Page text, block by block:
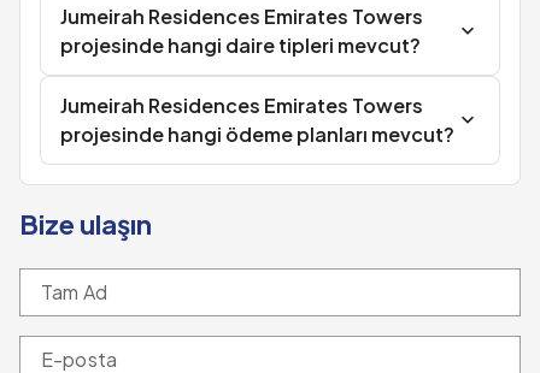
Jumeirah Residences Emirates Towers
projesinde hangi daire tipleri mevcut?
Jumeirah Residences Emirates Towers
projesinde hangi ödeme planları mevcut?
Bize ulaşın
Tam Ad
E-posta